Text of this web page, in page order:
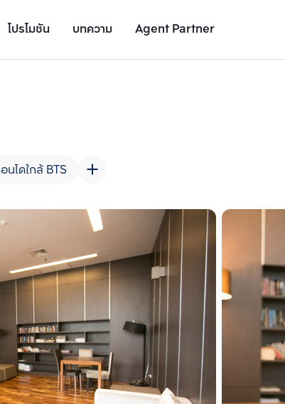
โปรโมชัน บทความ Agent Partner
รายละเอียดยูนิต
นโดใกล้ BTS
เพิ่มยูนิตเปรียบเทียบ
รายการที่ 2